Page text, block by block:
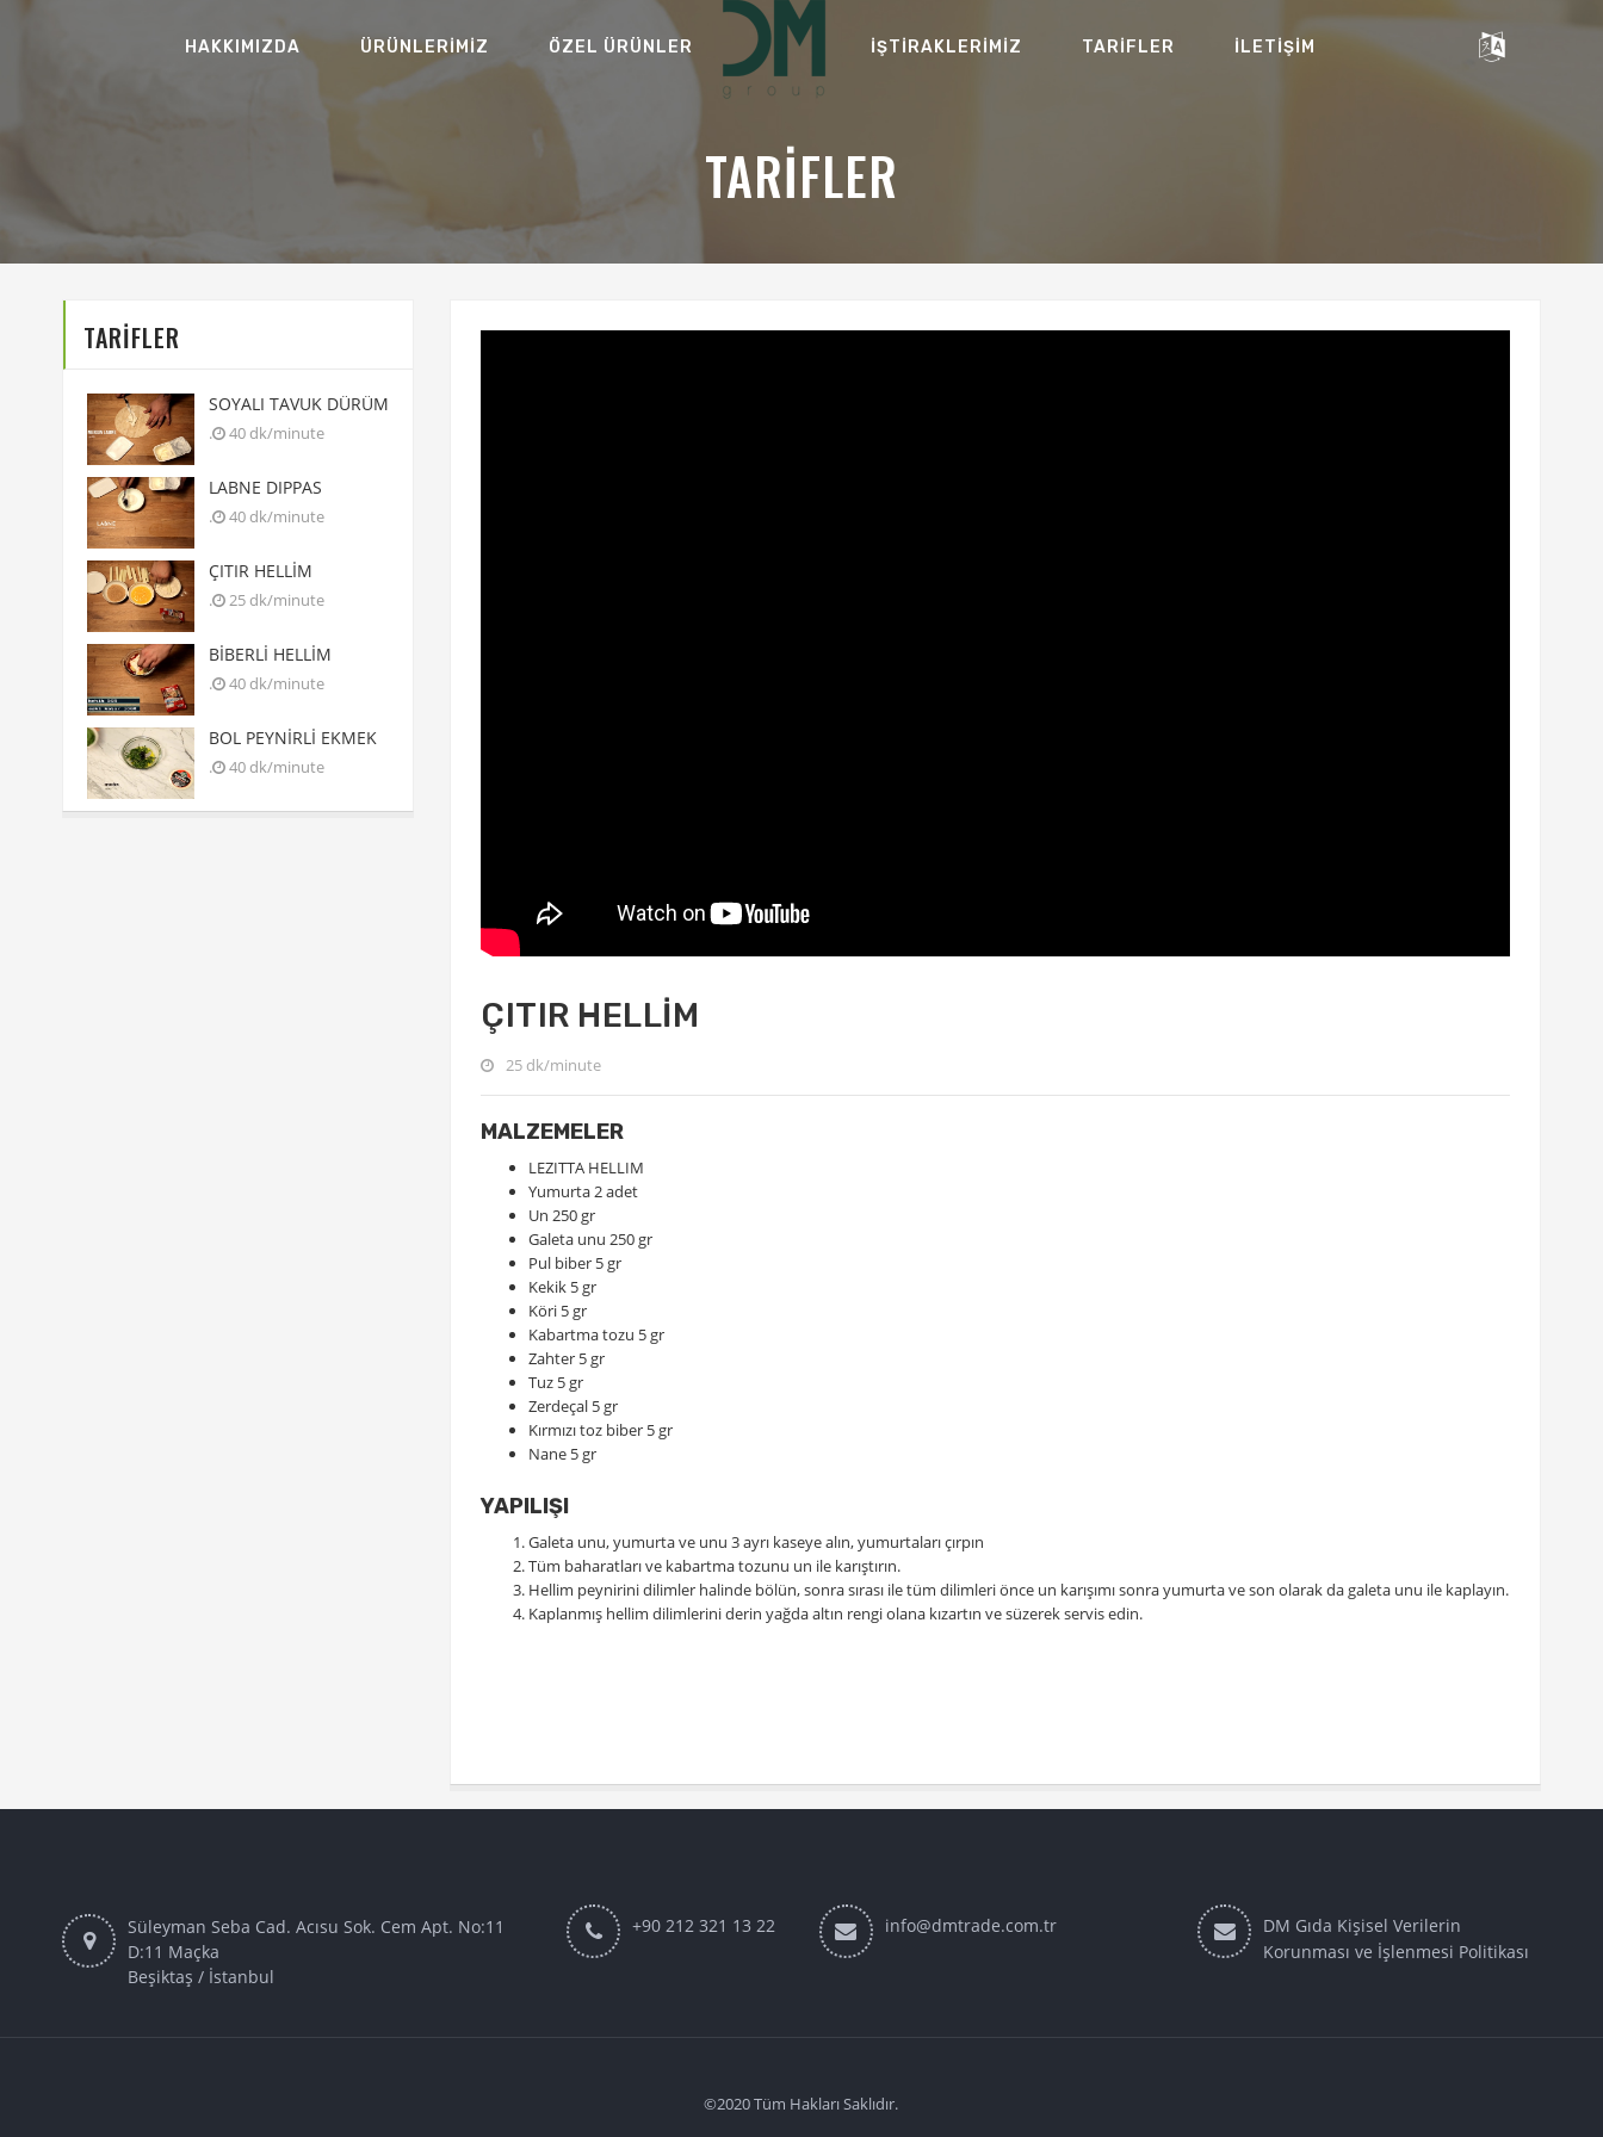
HAKKIMIZDA ÜRÜNLERİMİZ‎ ÖZEL ÜRÜNLER İŞTİRAKLERİMİZ TARİFLER İLETİŞİM
TARİFLER
TARİFLER
SOYALI TAVUK DÜRÜM
. 40 dk/minute
LABNE DIPPAS
. 40 dk/minute
ÇITIR HELLİM
. 25 dk/minute
BİBERLİ HELLİM
. 40 dk/minute
BOL PEYNİRLİ EKMEK
. 40 dk/minute
ÇITIR HELLİM
25 dk/minute
MALZEMELER
LEZITTA HELLIM
Yumurta 2 adet
Un 250 gr
Galeta unu 250 gr
Pul biber 5 gr
Kekik 5 gr
Köri 5 gr
Kabartma tozu 5 gr
Zahter 5 gr
Tuz 5 gr
Zerdeçal 5 gr
Kırmızı toz biber 5 gr
Nane 5 gr
YAPILIŞI
Galeta unu, yumurta ve unu 3 ayrı kaseye alın, yumurtaları çırpın
Tüm baharatları ve kabartma tozunu un ile karıştırın.
Hellim peynirini dilimler halinde bölün, sonra sırası ile tüm dilimleri önce un karışımı sonra yumurta ve son olarak da galeta unu ile kaplayın.
Kaplanmış hellim dilimlerini derin yağda altın rengi olana kızartın ve süzerek servis edin.
Süleyman Seba Cad. Acısu Sok. Cem Apt. No:11
D:11 Maçka
Beşiktaş / İstanbul
+90 212 321 13 22 info@dmtrade.com.tr
DM Gıda Kişisel Verilerin
Korunması ve İşlenmesi Politikası
©2020 Tüm Hakları Saklıdır.